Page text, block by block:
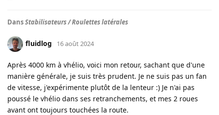
DansStabilisateurs / Roulettes latérales
fluidlog 16 août 2024
Après 4000 km à vhélio, voici mon retour, sachant que d'une
manière générale, je suis très prudent. Je ne suis pas un fan
de vitesse, j'expérimente plutôt de la lenteur :) Je n'ai pas
poussé le vhélio dans ses retranchements, et mes 2 roues
avant ont toujours touchées la route.